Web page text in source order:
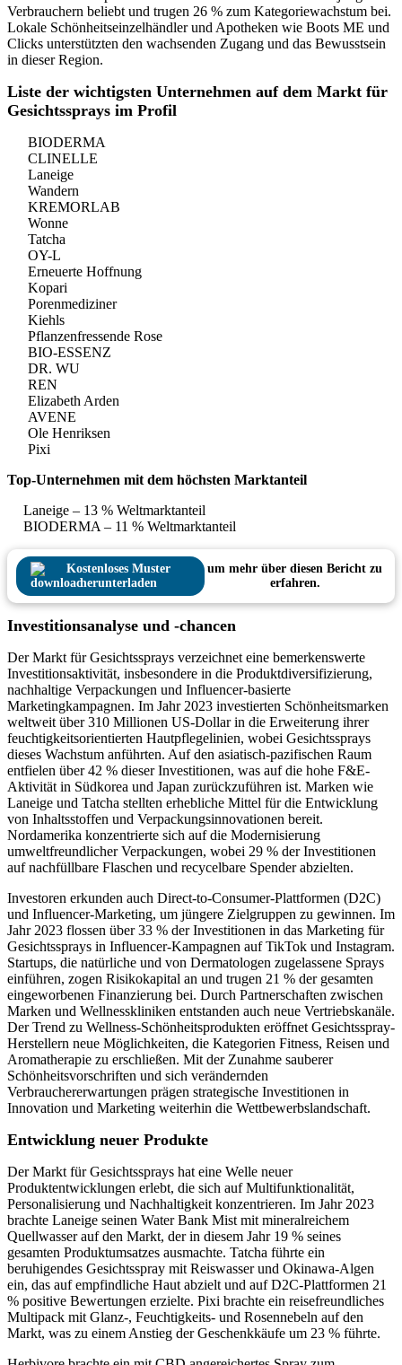
Verbrauchern beliebt und trugen 26 % zum Kategoriewachstum bei.
Lokale Schönheitseinzelhändler und Apotheken wie Boots ME und
Clicks unterstützten den wachsenden Zugang und das Bewusstsein
in dieser Region.
Liste der wichtigsten Unternehmen auf dem Markt für
Gesichtssprays im Profil
BIODERMA
CLINELLE
Laneige
Wandern
KREMORLAB
Wonne
Tatcha
OY-L
Erneuerte Hoffnung
Kopari
Porenmediziner
Kiehls
Pflanzenfressende Rose
BIO-ESSENZ
DR. WU
REN
Elizabeth Arden
AVENE
Ole Henriksen
Pixi
Top-Unternehmen mit dem höchsten Marktanteil
Laneige – 13 % Weltmarktanteil
BIODERMA – 11 % Weltmarktanteil
Kostenloses Muster
herunterladen
um mehr über diesen Bericht zu
erfahren.
Investitionsanalyse und -chancen
Der Markt für Gesichtssprays verzeichnet eine bemerkenswerte
Investitionsaktivität, insbesondere in die Produktdiversifizierung,
nachhaltige Verpackungen und Influencer-basierte
Marketingkampagnen. Im Jahr 2023 investierten Schönheitsmarken
weltweit über 310 Millionen US-Dollar in die Erweiterung ihrer
feuchtigkeitsorientierten Hautpflegelinien, wobei Gesichtssprays
dieses Wachstum anführten. Auf den asiatisch-pazifischen Raum
entfielen über 42 % dieser Investitionen, was auf die hohe F&E-
Aktivität in Südkorea und Japan zurückzuführen ist. Marken wie
Laneige und Tatcha stellten erhebliche Mittel für die Entwicklung
von Inhaltsstoffen und Verpackungsinnovationen bereit.
Nordamerika konzentrierte sich auf die Modernisierung
umweltfreundlicher Verpackungen, wobei 29 % der Investitionen
auf nachfüllbare Flaschen und recycelbare Spender abzielten.
Investoren erkunden auch Direct-to-Consumer-Plattformen (D2C)
und Influencer-Marketing, um jüngere Zielgruppen zu gewinnen. Im
Jahr 2023 flossen über 33 % der Investitionen in das Marketing für
Gesichtssprays in Influencer-Kampagnen auf TikTok und Instagram.
Startups, die natürliche und von Dermatologen zugelassene Sprays
einführen, zogen Risikokapital an und trugen 21 % der gesamten
eingeworbenen Finanzierung bei. Durch Partnerschaften zwischen
Marken und Wellnesskliniken entstanden auch neue Vertriebskanäle.
Der Trend zu Wellness-Schönheitsprodukten eröffnet Gesichtsspray-
Herstellern neue Möglichkeiten, die Kategorien Fitness, Reisen und
Aromatherapie zu erschließen. Mit der Zunahme sauberer
Schönheitsvorschriften und sich verändernden
Verbrauchererwartungen prägen strategische Investitionen in
Innovation und Marketing weiterhin die Wettbewerbslandschaft.
Entwicklung neuer Produkte
Der Markt für Gesichtssprays hat eine Welle neuer
Produktentwicklungen erlebt, die sich auf Multifunktionalität,
Personalisierung und Nachhaltigkeit konzentrieren. Im Jahr 2023
brachte Laneige seinen Water Bank Mist mit mineralreichem
Quellwasser auf den Markt, der in diesem Jahr 19 % seines
gesamten Produktumsatzes ausmachte. Tatcha führte ein
beruhigendes Gesichtsspray mit Reiswasser und Okinawa-Algen
ein, das auf empfindliche Haut abzielt und auf D2C-Plattformen 21
% positive Bewertungen erzielte. Pixi brachte ein reisefreundliches
Multipack mit Glanz-, Feuchtigkeits- und Rosennebeln auf den
Markt, was zu einem Anstieg der Geschenkkäufe um 23 % führte.